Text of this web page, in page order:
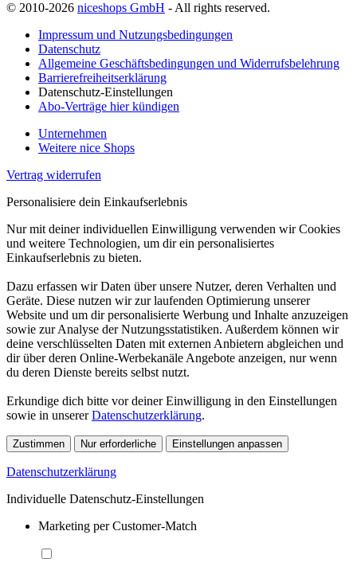
© 2010-2026 niceshops GmbH - All rights reserved.
Impressum und Nutzungsbedingungen
Datenschutz
Allgemeine Geschäftsbedingungen und Widerrufsbelehrung
Barrierefreiheitserklärung
Datenschutz-Einstellungen
Abo-Verträge hier kündigen
Unternehmen
Weitere nice Shops
Vertrag widerrufen
Personalisiere dein Einkaufserlebnis
Nur mit deiner individuellen Einwilligung verwenden wir Cookies
und weitere Technologien, um dir ein personalisiertes
Einkaufserlebnis zu bieten.
Dazu erfassen wir Daten über unsere Nutzer, deren Verhalten und
Geräte. Diese nutzen wir zur laufenden Optimierung unserer
Website und um dir personalisierte Werbung und Inhalte anzuzeigen
sowie zur Analyse der Nutzungsstatistiken. Außerdem können wir
deine verschlüsselten Daten mit externen Anbietern abgleichen und
dir über deren Online-Werbekanäle Angebote anzeigen, nur wenn
du deren Dienste bereits selbst nutzt.
Erkundige dich bitte vor deiner Einwilligung in den Einstellungen
sowie in unsererDatenschutzerklärung.
Zustimmen Nur erforderliche Einstellungen anpassen
Datenschutzerklärung
Individuelle Datenschutz-Einstellungen
Marketing per Customer-Match